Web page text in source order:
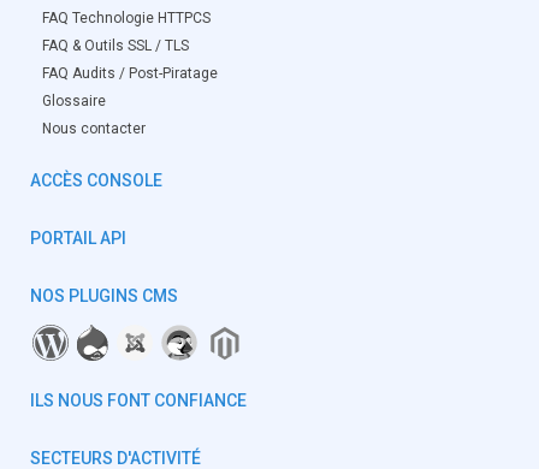
FAQ Technologie HTTPCS
FAQ & Outils SSL / TLS
FAQ Audits / Post-Piratage
Glossaire
Nous contacter
ACCÈS CONSOLE
PORTAIL API
NOS PLUGINS CMS
ILS NOUS FONT CONFIANCE
SECTEURS D'ACTIVITÉ